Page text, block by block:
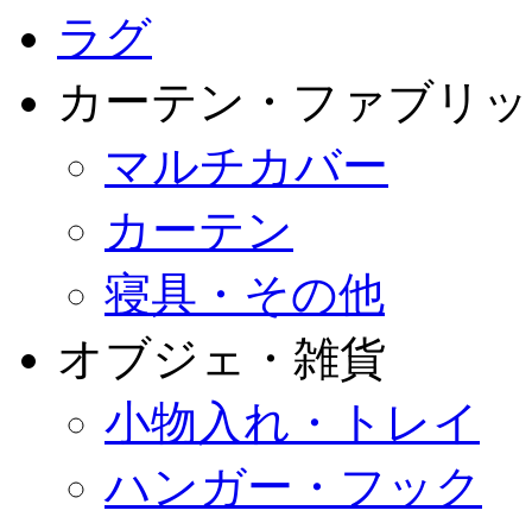
ラグ
カーテン・ファブリ
マルチカバー
カーテン
寝具・その他
オブジェ・雑貨
小物入れ・トレイ
ハンガー・フック